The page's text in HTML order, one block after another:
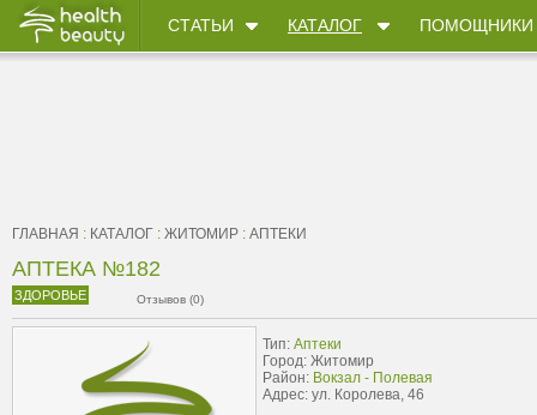
СТАТЬИ КАТАЛОГ ПОМОЩНИКИ
ГЛАВНАЯ : КАТАЛОГ : ЖИТОМИР : АПТЕКИ
АПТЕКА №182
ЗДОРОВЬЕ Отзывов (0)
Тип: Аптеки
Город: Житомир
Район: Вокзал - Полевая
Адрес: ул. Королева, 46